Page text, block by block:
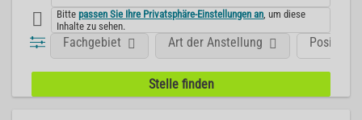
Bittepassen Sie Ihre Privatsphäre-Einstellungen an , um diese
Inhalte zu sehen.
Position
Fachgebiet Art der Anstellung